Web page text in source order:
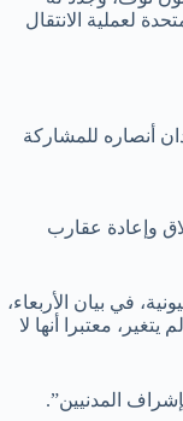
لعملية الانتقال
أنصاره للمشاركة
وإعادة عقارب
في بيان الأربعاء،
معتبرا أنها لا
المدنيين”.